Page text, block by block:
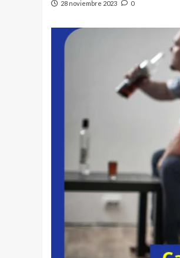
28 noviembre 2023 0